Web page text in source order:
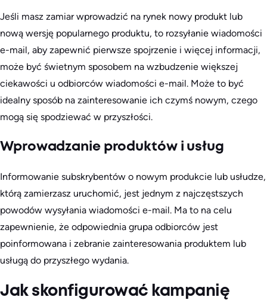
Jeśli masz zamiar wprowadzić na rynek nowy produkt lub
nową wersję popularnego produktu, to rozsyłanie wiadomości
e-mail, aby zapewnić pierwsze spojrzenie i więcej informacji,
może być świetnym sposobem na wzbudzenie większej
ciekawości u odbiorców wiadomości e-mail. Może to być
idealny sposób na zainteresowanie ich czymś nowym, czego
mogą się spodziewać w przyszłości.
Wprowadzanie produktów i usług
Informowanie subskrybentów o nowym produkcie lub usłudze,
którą zamierzasz uruchomić, jest jednym z najczęstszych
powodów wysyłania wiadomości e-mail. Ma to na celu
zapewnienie, że odpowiednia grupa odbiorców jest
poinformowana i zebranie zainteresowania produktem lub
usługą do przyszłego wydania.
Jak skonfigurować kampanię